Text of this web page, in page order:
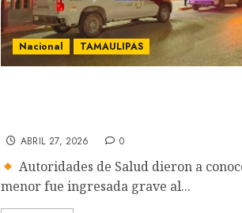
Nacional TAMAULIPAS
ABRIL 27, 2026 0
Autoridades de Salud dieron a
menor fue ingresada grave al...